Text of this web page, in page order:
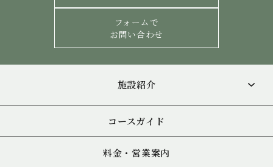
フォームで
お問い合わせ
施設紹介
コースガイド
料金・営業案内